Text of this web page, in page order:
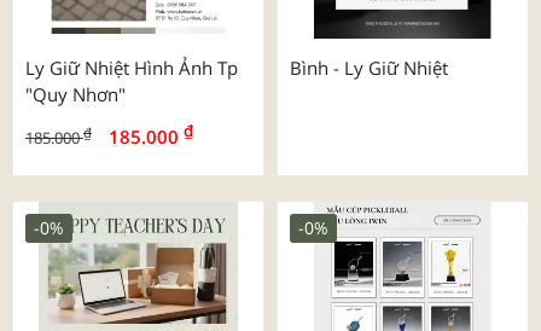
Ly Giữ Nhiệt Hình Ảnh Tp
"quy Nhơn"
185.000₫ 185.000 ₫
Bình - Ly Giữ Nhiệt
-0% -0%